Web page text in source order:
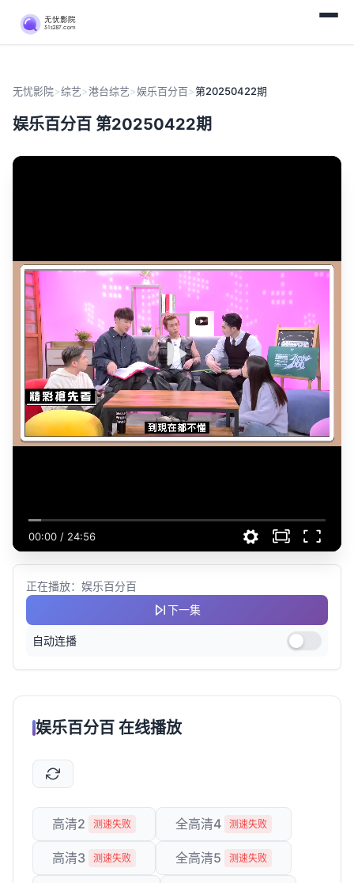
无忧影院>综艺>港台综艺>娱乐百分百>第20250422期
娱乐百分百 第20250422期
00:00 / 24:56
正在播放：娱乐百分百
下一集
自动连播
娱乐百分百 在线播放
高清2 测速失败 全高清4 测速失败
高清3 测速失败 全高清5 测速失败